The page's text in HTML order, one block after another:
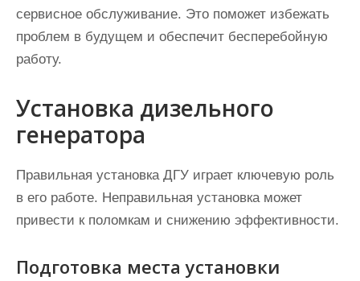
сервисное обслуживание. Это поможет избежать
проблем в будущем и обеспечит бесперебойную
работу.
Установка дизельного
генератора
Правильная установка ДГУ играет ключевую роль
в его работе. Неправильная установка может
привести к поломкам и снижению эффективности.
Подготовка места установки